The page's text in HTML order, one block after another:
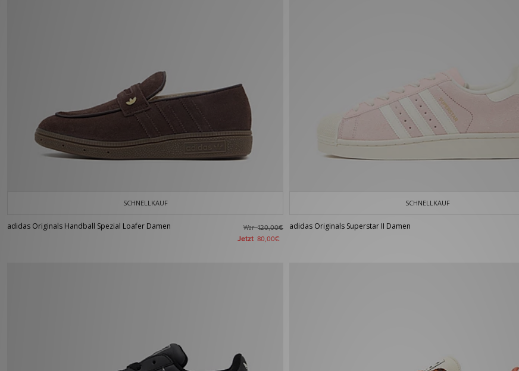
SCHNELLKAUF
adidas Originals Handball Spezial Loafer Damen War120,00€
Jetzt 80,00€
SCHNELLKAUF
adidas Originals Superstar II Damen